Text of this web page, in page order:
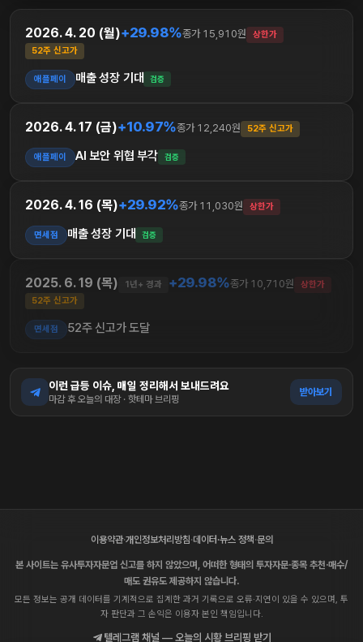
2026. 4. 20 (월)+29.98%종가 15,910원
상한가
52주 신고가
애플페이 매출 성장 기대 검증
2026. 4. 17 (금)+10.97%종가 12,240원 52주 신고가
애플페이 AI 보안 위협 부각 검증
2026. 4. 16 (목)+29.92%종가 11,030원 상한가
면세점 매출 성장 기대 검증
2025. 6. 19 (목) 1년+ 경과 +29.98%종가 10,710원
상한가
52주 신고가
면세점 52주 신고가 도달
이런 급등 이슈, 매일 정리해서 보내드려요
마감 후 오늘의 대장 · 핫테마 브리핑
받아보기
이용약관·개인정보처리방침·데이터·뉴스 정책·문의
본 사이트는 유사투자자문업 신고를 하지 않았으며, 어떠한 형태의 투자자문·종목 추천·매수/
매도 권유도 제공하지 않습니다.
모든 정보는 공개 데이터를 기계적으로 집계한 과거 기록으로 오류·지연이 있을 수 있으며, 투
자 판단과 그 손익은 이용자 본인 책임입니다.
텔레그램 채널 — 오늘의 시황 브리핑 받기